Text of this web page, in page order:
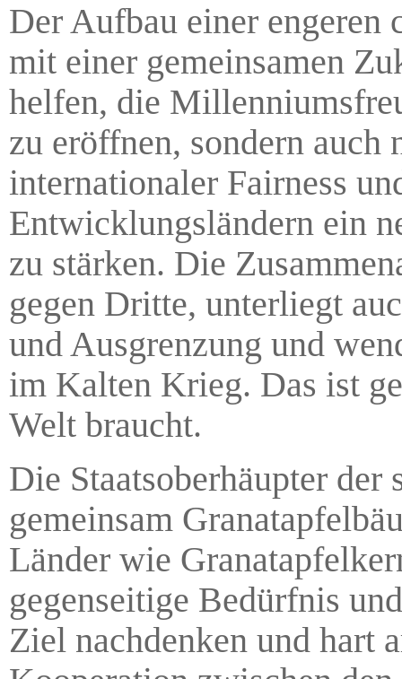
Der Aufbau einer engeren
mit einer gemeinsamen
helfen, die
zu eröffnen, sondern
internationaler Fairness
Entwicklungsländern ein
zu stärken. Die
gegen Dritte, unterliegt
und Ausgrenzung und
im Kalten Krieg. Das ist
Welt braucht.
Die Staatsoberhäupter
gemeinsam
Länder wie
gegenseitige Bedürfnis
Ziel nachdenken und hart